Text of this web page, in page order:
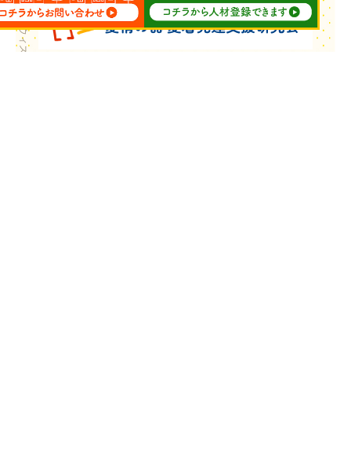
Copyright © ウィズ・ユー All Rights Reserved.